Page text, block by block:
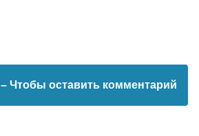
– Чтобы оставить комментарий